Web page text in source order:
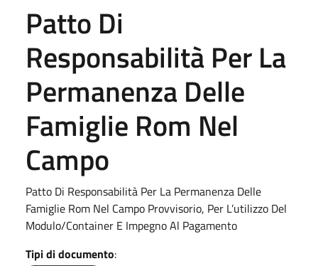
Patto Di
Responsabilità Per La
Permanenza Delle
Famiglie Rom Nel
Campo
Patto Di Responsabilità Per La Permanenza Delle
Famiglie Rom Nel Campo Provvisorio, Per L’utilizzo Del
Modulo/Container E Impegno Al Pagamento
Tipi di documento: